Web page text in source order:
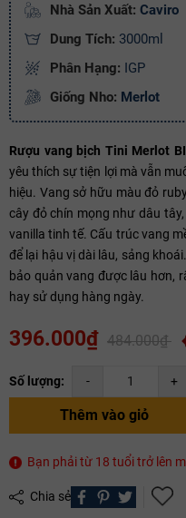
Nhà Sản Xuất: Caviro
Dung Tích: 3000ml
Phân Hạng: IGP
Giống Nho: Merlot
Rượu vang bịch Tini Merlot
yêu thích sự tiện lợi mà vẫn
hiệu. Vang sở hữu màu đỏ
cây đỏ chín mọng như dâu
vanilla tinh tế. Cấu trúc vang
để lại hậu vị dài lâu, sảng
bảo quản vang được lâu hơn,
hay sử dụng hàng ngày.
396.000₫ 484.000₫
Số lượng: - +
Thêm vào giỏ
Bạn phải từ 18 tuổi trở lên
Chia sẻ